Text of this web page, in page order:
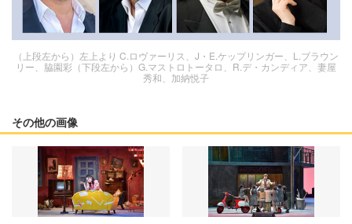
（上段左から）左上より C.ロヴァーリス、J・E.ケップリンガー、L.ブラウン
リー、脇園彩（下段左から）G.マストロトータロ、R.デ・カンディア、妻屋
秀和、加納悦子
その他の画像